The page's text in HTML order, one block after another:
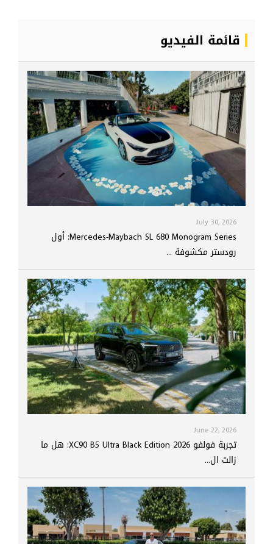
قائمة الفيديو
July 30, 2026
Mercedes-Maybach SL 680 Monogram Series: أول
رودستر مكشوفة ...
June 22, 2026
تجربة فولفو XC90 B5 Ultra Black Edition 2026: هل ما
زالت ال...